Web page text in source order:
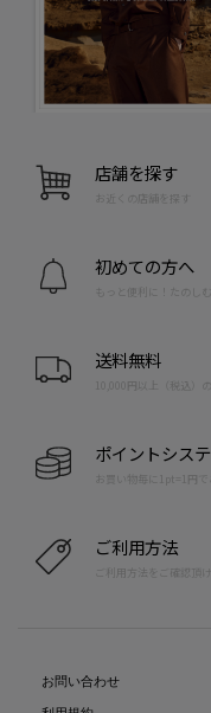
店舗を探す
お近くの店舗を探す
初めての方へ
もっと便利に！たのし
送料無料
10,000円以上（税込）
ポイントシス
お買い物毎に1pt=1円
ご利用方法
ご利用方法をご確認頂
お問い合わせ